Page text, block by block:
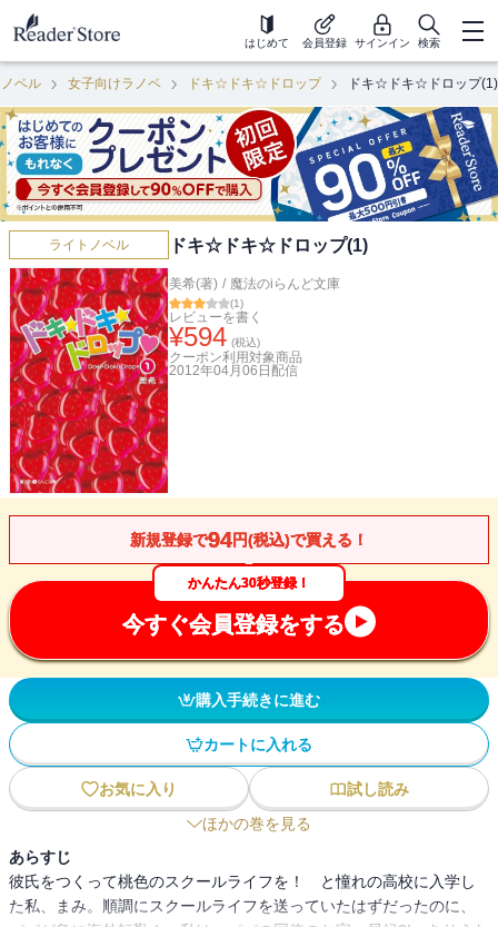
はじめて 会員登録 サインイン 検索
ベル 女子向けラノベ ドキ☆ドキ☆ドロップ ドキ☆ドキ☆ドロップ(1)
ライトノベル ドキ☆ドキ☆ドロップ(1)
美希(著) / 魔法のiらんど文庫
(1)
レビューを書く
¥594 (税込)
クーポン利用対象商品
2012年04月06日 配信
新規登録で94円(税込)で買える！
かんたん30秒登録！
今すぐ会員登録をする
購入手続きに進む
カートに入れる
お気に入り
試し読み
ほかの巻を見る
あらすじ
彼氏をつくって桃色のスクールライフを！ と憧れの高校に入学し
た私、まみ。順調にスクールライフを送っていたはずだったのに、